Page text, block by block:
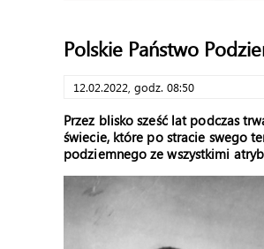
Polskie Państwo
12.02.2022, godz. 08:50
Przez blisko sześć lat podczas
świecie, które po stracie swego
podziemnego ze wszystkimi